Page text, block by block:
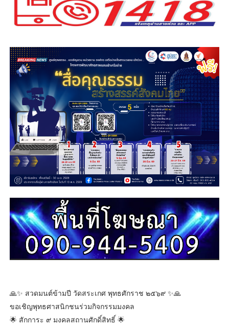
🙏✨ สวดมนต์ข้ามปี วัดสระเกศ พุทธศักราช ๒๕๖๙ ✨🙏
ขอเชิญพุทธศาสนิกชนร่วมกิจกรรมมงคล
🌟 สักการะ ๙ มงคลสถานศักดิ์สิทธิ์ 🌟